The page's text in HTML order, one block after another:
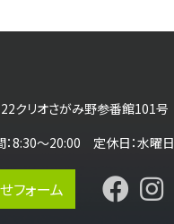
クリオさがみ野参番館101号
8:30～20:00 定休日：水曜日
フォーム